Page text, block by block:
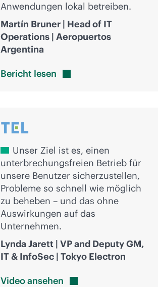
Anwendungen lokal betreiben.
Martín Bruner | Head of IT
Operations | Aeropuertos
Argentina
Bericht lesen
Unser Ziel ist es, einen
unterbrechungsfreien Betrieb für
unsere Benutzer sicherzustellen,
Probleme so schnell wie möglich
zu beheben – und das ohne
Auswirkungen auf das
Unternehmen.
Lynda Jarett | VP and Deputy GM,
IT & InfoSec | Tokyo Electron
Videoansehen